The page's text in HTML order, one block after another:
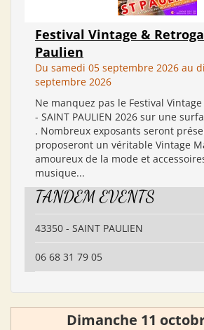
Festival Vintage &
Paulien
Du samedi 05 septembre 2026 au
septembre 2026
Ne manquez pas le Festival
- SAINT PAULIEN 2026 sur une
. Nombreux exposants seront
proposeront un véritable Vintage
amoureux de la mode et
musique...
TANDEM EVENTS
43350 - SAINT PAULIEN
06 68 31 79 05
Dimanche 11